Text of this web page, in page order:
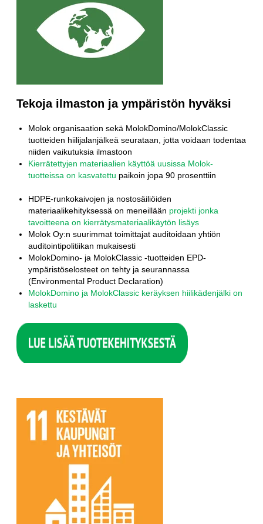
Tekoja ilmaston ja ympäristön hyväksi
Molok organisaation sekä MolokDomino/MolokClassic
tuotteiden hiilijalanjälkeä seurataan, jotta voidaan todentaa
niiden vaikutuksia ilmastoon
Kierrätettyjen materiaalien käyttöä uusissa Molok-
tuotteissa on kasvatettu paikoin jopa 90 prosenttiin
HDPE-runkokaivojen ja nostosäiliöiden
materiaalikehityksessä on meneillään projekti jonka
tavoitteena on kierrätysmateriaalikäytön lisäys
Molok Oy:n suurimmat toimittajat auditoidaan yhtiön
auditointipolitiikan mukaisesti
MolokDomino- ja MolokClassic -tuotteiden EPD-
ympäristöselosteet on tehty ja seurannassa
(Environmental Product Declaration)
MolokDomino ja MolokClassic keräyksen hiilikädenjälki on
laskettu